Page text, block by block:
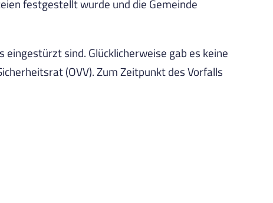
festgestellt wurde und die Gemeinde
sind. Glücklicherweise gab es keine
(OVV). Zum Zeitpunkt des Vorfalls